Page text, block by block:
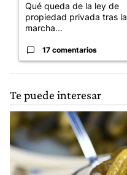
Qué queda de la ley de
propiedad privada tras la
marcha...
17 comentarios